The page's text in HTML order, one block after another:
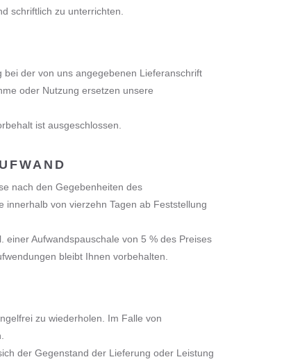
schriftlich zu unterrichten.
der von uns angegebenen Lieferanschrift
oder Nutzung ersetzen unsere
ist ausgeschlossen.
nach den Gegebenheiten des
von vierzehn Tagen ab Feststellung
Aufwandspauschale von 5 % des Preises
bleibt Ihnen vorbehalten.
zu wiederholen. Im Falle von
der Gegenstand der Lieferung oder Leistung